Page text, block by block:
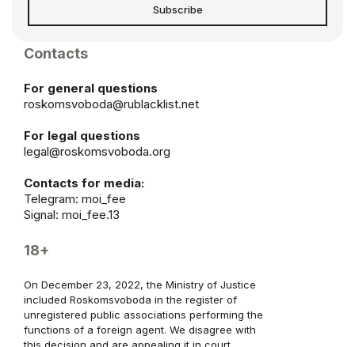
Subscribe
Contacts
For general questions
roskomsvoboda@rublacklist.net
For legal questions
legal@roskomsvoboda.org
Contacts for media:
Telegram: moi_fee
Signal: moi_fee.13
18+
On December 23, 2022, the Ministry of Justice
included Roskomsvoboda in the register of
unregistered public associations performing the
functions of a foreign agent. We disagree with
this decision and are appealing it in court.